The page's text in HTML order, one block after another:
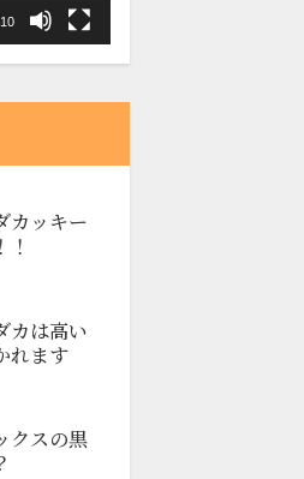
カッキー
カは高い
れます
クスの黒